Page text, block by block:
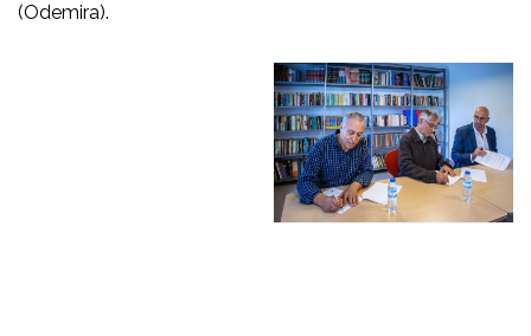
(Odemira).